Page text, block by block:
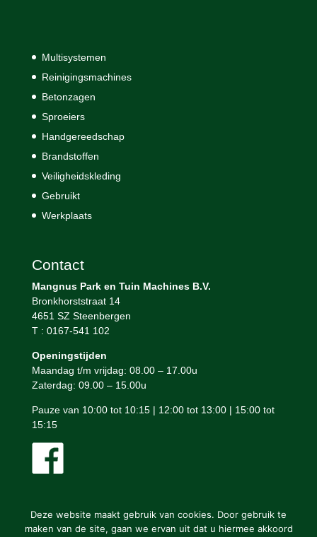
Multisystemen
Reinigingsmachines
Betonzagen
Sproeiers
Handgereedschap
Brandstoffen
Veiligheidskleding
Gebruikt
Werkplaats
Contact
Mangnus Park en Tuin Machines B.V.
Bronkhorststraat 14
4651 SZ Steenbergen
T : 0167-541 102
Openingstijden
Maandag t/m vrijdag: 08.00 – 17.00u
Zaterdag: 09.00 – 15.00u
Pauze van 10:00 tot 10:15 | 12:00 tot 13:00 | 15:00 tot
15:15
Deze website maakt gebruik van cookies. Door gebruik te
maken van de site, gaan we ervan uit dat u hiermee akkoord